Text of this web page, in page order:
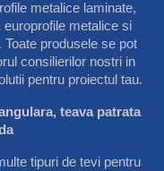
metalice laminate
europrofile metalice si
produsele se pot
consilierilor nostri in
pentru proiectul tau.
teava patrata
tipuri de tevi pentru